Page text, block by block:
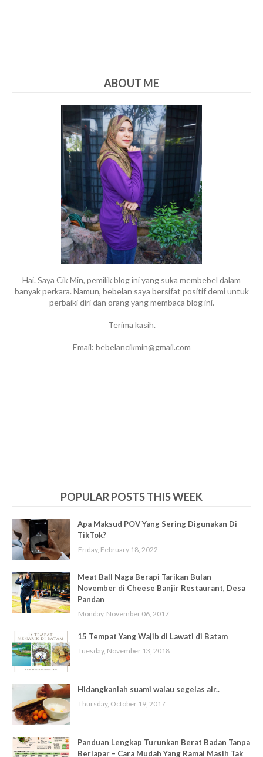
ABOUT ME
Hai. Saya Cik Min, pemilik blog ini yang suka membebel dalam
banyak perkara. Namun, bebelan saya bersifat positif demi untuk
perbaiki diri dan orang yang membaca blog ini.
Terima kasih.
Email: bebelancikmin@gmail.com
POPULAR POSTS THIS WEEK
Apa Maksud POV Yang Sering Digunakan Di
TikTok?
Friday, February 18, 2022
Meat Ball Naga Berapi Tarikan Bulan
November di Cheese Banjir Restaurant, Desa
Pandan
Monday, November 06, 2017
15 Tempat Yang Wajib di Lawati di Batam
Tuesday, November 13, 2018
Hidangkanlah suami walau segelas air..
Thursday, October 19, 2017
Panduan Lengkap Turunkan Berat Badan Tanpa
Berlapar – Cara Mudah Yang Ramai Masih Tak